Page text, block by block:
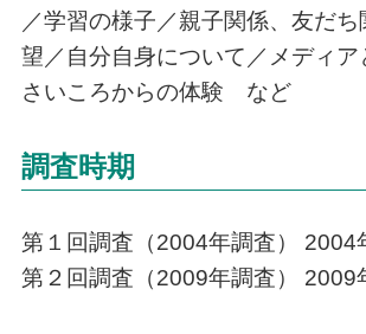
／学習の様子／親子関係、友だ
望／自分自身について／メディア
さいころからの体験 など
調査時期
第１回調査（2004年調査） 2004
第２回調査（2009年調査） 2009